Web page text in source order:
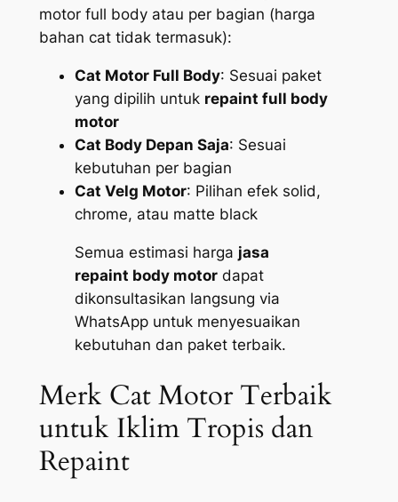
motor full body atau per bagian (harga
bahan cat tidak termasuk):
Cat Motor Full Body: Sesuai paket
yang dipilih untuk repaint full body
motor
Cat Body Depan Saja: Sesuai
kebutuhan per bagian
Cat Velg Motor: Pilihan efek solid,
chrome, atau matte black
Semua estimasi harga jasa
repaint body motordapat
dikonsultasikan langsung via
WhatsApp untuk menyesuaikan
kebutuhan dan paket terbaik.
Merk Cat Motor Terbaik
untuk Iklim Tropis dan
Repaint